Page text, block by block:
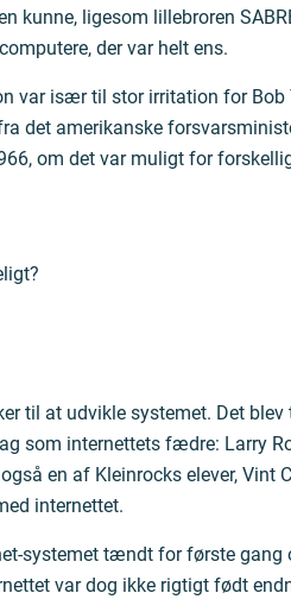
kunne, ligesom lillebroren
der var helt ens.
var især til stor irritation for Bob
det amerikanske
om det var muligt for
til at udvikle systemet. Det blev
som internettets fædre: Larry
en af Kleinrocks elever, Vint
internettet.
systemet tændt for første
var dog ikke rigtigt født